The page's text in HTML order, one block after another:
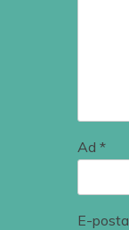
Ad *
E-posta